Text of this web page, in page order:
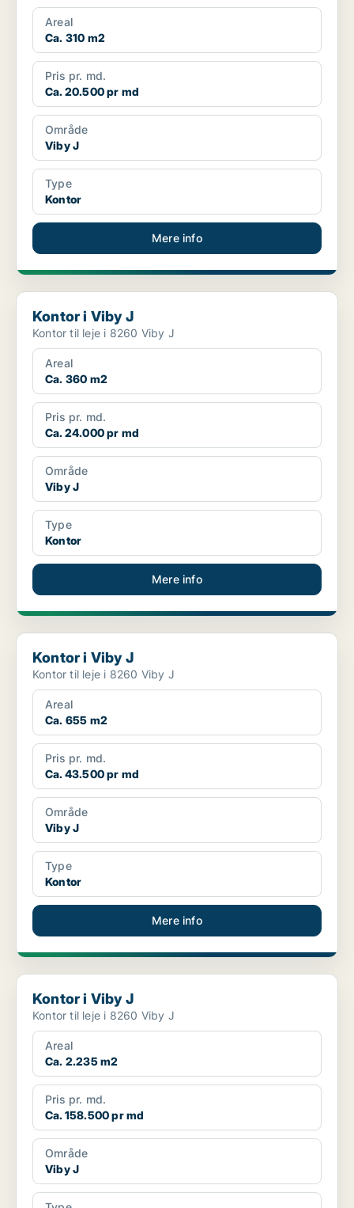
Areal
Ca. 310 m2
Pris pr. md.
Ca. 20.500 pr md
Område
Viby J
Type
Kontor
Mere info
Kontor i Viby J
Kontor i Viby J
Kontor til leje i 8260 Viby J
Areal
Ca. 360 m2
Pris pr. md.
Ca. 24.000 pr md
Område
Viby J
Type
Kontor
Mere info
Kontor i Viby J
Kontor i Viby J
Kontor til leje i 8260 Viby J
Areal
Ca. 655 m2
Pris pr. md.
Ca. 43.500 pr md
Område
Viby J
Type
Kontor
Mere info
Kontor i Viby J
Kontor i Viby J
Kontor til leje i 8260 Viby J
Areal
Ca. 2.235 m2
Pris pr. md.
Ca. 158.500 pr md
Område
Viby J